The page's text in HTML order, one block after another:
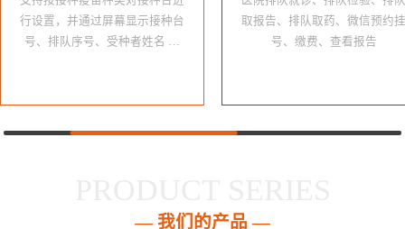
行设置，并通过屏幕显示接种台
号、排队序号、受种者姓名 …
取报告、排队取药、微信预约挂
号、缴费、查看报告
— 我们的产品 —